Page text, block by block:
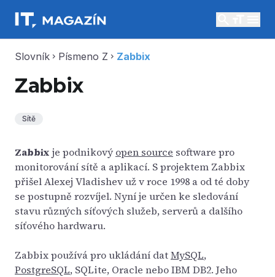
Slovník chevron_right Písmeno Z chevron_right Zabbix
Zabbix
Sítě
Zabbix je podnikovýopen source software pro
monitorování sítě a aplikací. S projektem Zabbix
přišel Alexej Vladishev už v roce 1998 a od té doby
se postupně rozvíjel. Nyní je určen ke sledování
stavu různých síťových služeb, serverů a dalšího
síťového hardwaru.
Zabbix používá pro ukládání datMySQL,
PostgreSQL, SQLite, Oracle nebo IBM DB2. Jeho